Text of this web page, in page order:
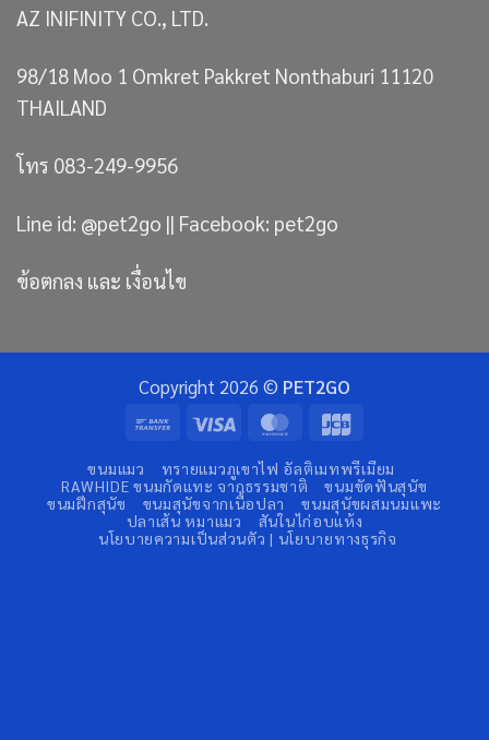
AZ INIFINITY CO., LTD.
98/18 Moo 1 Omkret Pakkret Nonthaburi 11120
THAILAND
โทร 083-249-9956
Line id: @pet2go || Facebook: pet2go
ข้อตกลง และ เงื่อนไข
Copyright 2026 © PET2GO
Bank
Visa MasterCard
ขนมแมว
ทรายแมวภูเขาไฟ อัลติเมทพรีเมียม
RAWHIDE ขนมกัดแทะ จากธรรมชาติ
ขนมขัดฟันสุนัข
ขนมฝึกสุนัข
ขนมสุนัขจากเนื้อปลา
ขนมสุนัขผสมนมแพะ
ปลาเส้น หมาแมว
สันในไก่อบแห้ง
นโยบายความเป็นส่วนตัว | นโยบายทางธุรกิจ